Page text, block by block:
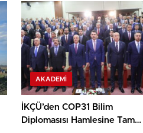
AKADEMI
İKÇÜ’den COP31 Bilim
Diplomasısı Hamlesine Tam